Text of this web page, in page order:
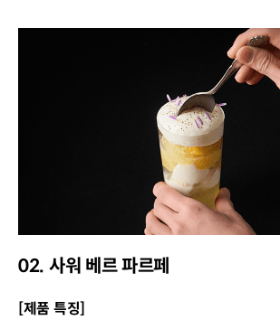
02. 사워 베르 파르페
[제품 특징]